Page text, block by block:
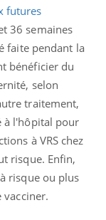
futures
36 semaines
faite pendant la
bénéficier du
selon
traitement,
à l'hôpital pour
à VRS chez
risque. Enfin,
risque ou plus
vacciner.